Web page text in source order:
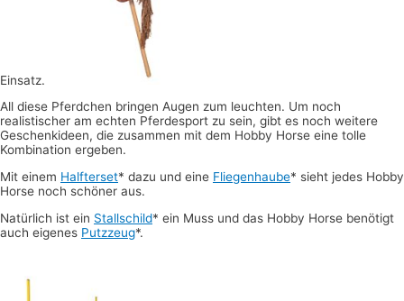
Einsatz.
All diese Pferdchen bringen Augen zum leuchten. Um noch
realistischer am echten Pferdesport zu sein, gibt es noch weitere
Geschenkideen, die zusammen mit dem Hobby Horse eine tolle
Kombination ergeben.
Mit einem Halfterset* dazu und eine Fliegenhaube* sieht jedes Hobby
Horse noch schöner aus.
Natürlich ist ein Stallschild* ein Muss und das Hobby Horse benötigt
auch eigenes Putzzeug*.